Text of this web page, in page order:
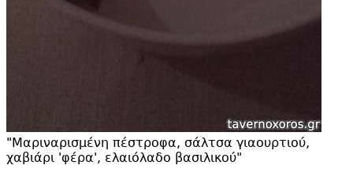
"Μαριναρισμένη πέστροφα, σάλτσα γιαουρτιού,
χαβιάρι 'φέρα', ελαιόλαδο βασιλικού"